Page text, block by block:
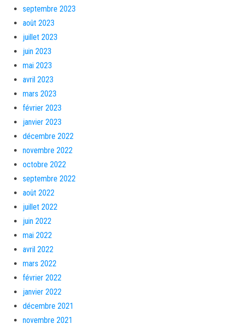
septembre 2023
août 2023
juillet 2023
juin 2023
mai 2023
avril 2023
mars 2023
février 2023
janvier 2023
décembre 2022
novembre 2022
octobre 2022
septembre 2022
août 2022
juillet 2022
juin 2022
mai 2022
avril 2022
mars 2022
février 2022
janvier 2022
décembre 2021
novembre 2021